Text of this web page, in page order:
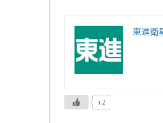
東進衛
+2